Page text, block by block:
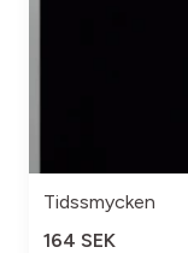
Tidssmycken
164 SEK